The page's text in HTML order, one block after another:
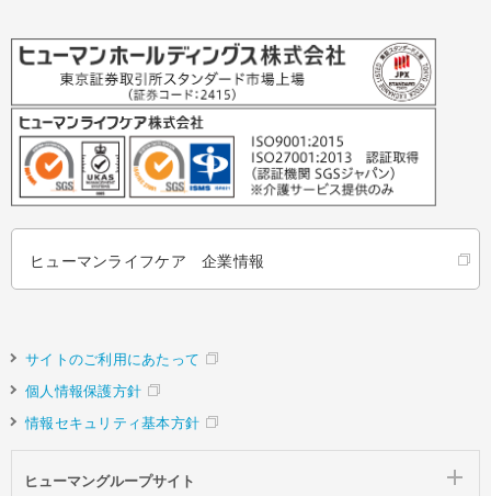
ヒューマンライフケア 企業情報
サイトのご利用にあたって
個人情報保護方針
情報セキュリティ基本方針
ヒューマングループサイト